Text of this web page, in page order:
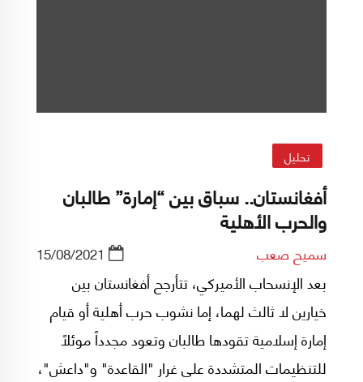
تحليل
أفغانستان.. سباق بين “إمارة” طالبان
والحرب الأهلية
سميح صعب 15/08/2021
بعد الإنسحاب الأميركي، تتأرجح أفغانستان بين
خيارين لا ثالث لهما، إما نشوب حرب أهلية أو قيام
إمارة إسلامية تقودها طالبان وتعود مجدداً موئلاً
للتنظيمات المتشددة على غرار "القاعدة" و"داعش"،